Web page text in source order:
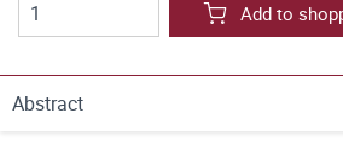
Add to
Abstract